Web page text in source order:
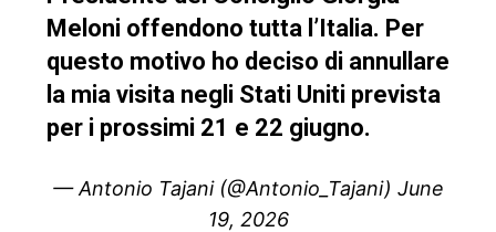
Meloni offendono tutta l’Italia. Per
questo motivo ho deciso di annullare
la mia visita negli Stati Uniti prevista
per i prossimi 21 e 22 giugno.
— Antonio Tajani (@Antonio_Tajani) June
19, 2026